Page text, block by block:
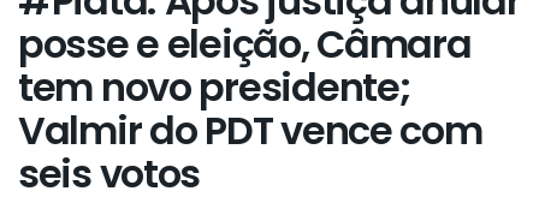
posse e eleição, Câmara
tem novo presidente;
Valmir do PDT vence com
seis votos